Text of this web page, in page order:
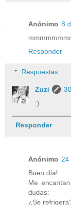
Anónimo 8
Responder
Respuestas
Zuzi
:)
Responder
Anónimo 24
Buen día!
Me
dudas:
¿Se